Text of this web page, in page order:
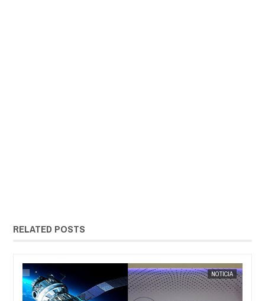
RELATED POSTS
NOTICIA
EXTRANOTIX MISTERIO